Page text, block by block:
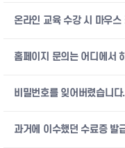
온라인 교육 수강 시 마우
홈페이지 문의는 어디에서
비밀번호를 잊어버렸습니다.
과거에 이수했던 수료증 발